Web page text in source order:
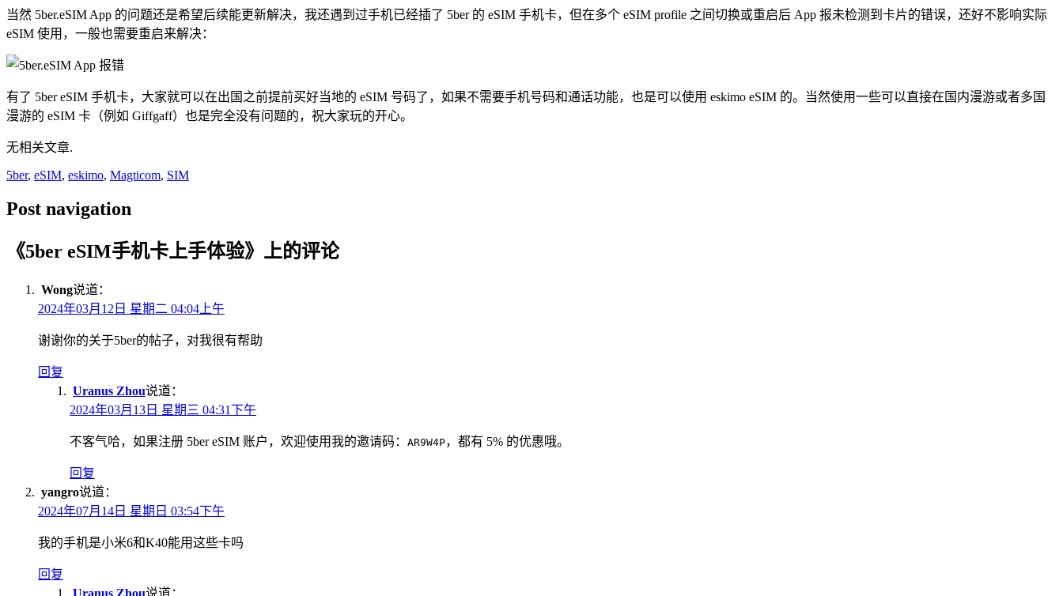
当然 5ber.eSIM App 的问题还是希望后续能更新解决，我还遇到过手机已经插了 5ber 的 eSIM 手机卡，但在多个 eSIM profile 之间切换或重启后 App 报未检测到卡片的错误，还好不影响实际
eSIM 使用，一般也需要重启来解决：
有了 5ber eSIM 手机卡，大家就可以在出国之前提前买好当地的 eSIM 号码了，如果不需要手机号码和通话功能，也是可以使用 eskimo eSIM 的。当然使用一些可以直接在国内漫游或者多国
漫游的 eSIM 卡（例如 Giffgaff）也是完全没有问题的，祝大家玩的开心。
无相关文章.
5ber, eSIM, eskimo, Magticom, SIM
Post navigation
《5ber eSIM手机卡上手体验》上的评论
Wong说道：
2024年03月12日 星期二 04:04上午
谢谢你的关于5ber的帖子，对我很有帮助
回复
Uranus Zhou说道：
2024年03月13日 星期三 04:31下午
不客气哈，如果注册 5ber eSIM 账户，欢迎使用我的邀请码： AR9W4P，都有 5% 的优惠哦。
回复
yangro说道：
2024年07月14日 星期日 03:54下午
我的手机是小米6和K40能用这些卡吗
回复
Uranus Zhou说道：